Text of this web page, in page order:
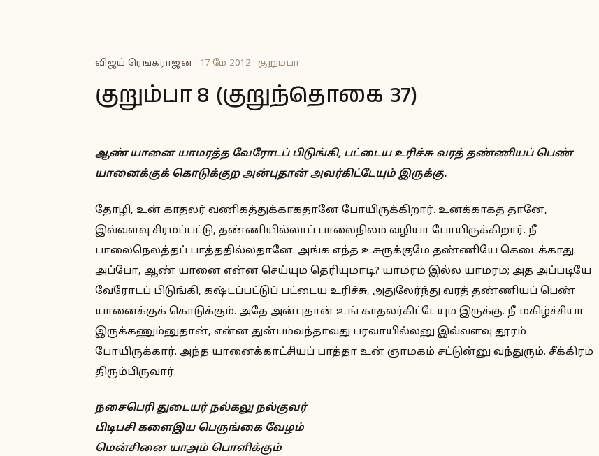
விஜய் ரெங்கராஜன்· 17 மே 2012 · குறும்பா
குறும்பா 8 (குறுந்தொகை 37)
ஆண் யானை யாமரத்த வேரோடப் பிடுங்கி, பட்டைய உரிச்சு வரத் தண்ணியப் பெண்
யானைக்குக் கொடுக்குற அன்புதான் அவர்கிட்டேயும் இருக்கு.
தோழி, உன் காதலர் வணிகத்துக்காகதானே போயிருக்கிறார். உனக்காகத் தானே,
இவ்வளவு சிரமப்பட்டு, தண்ணியில்லாப் பாலைநிலம் வழியா போயிருக்கிறார். நீ
பாலைநெலத்தப் பாத்ததில்லதானே. அங்க எந்த உசுருக்குமே தண்ணியே கெடைக்காது.
அப்போ, ஆண் யானை என்ன செய்யும் தெரியுமாடி? யாமரம் இல்ல யாமரம்; அத அப்படியே
வேரோடப் பிடுங்கி, கஷ்டப்பட்டுப் பட்டைய உரிச்சு, அதுலேர்ந்து வரத் தண்ணியப் பெண்
யானைக்குக் கொடுக்கும். அதே அன்புதான் உங் காதலர்கிட்டேயும் இருக்கு. நீ மகிழ்ச்சியா
இருக்கணும்னுதான், என்ன துன்பம்வந்தாவது பரவாயில்லனு இவ்வளவு தூரம்
போயிருக்கார். அந்த யானைக்காட்சியப் பாத்தா உன் ஞாமகம் சட்டுன்னு வந்துரும். சீக்கிரம்
திரும்பிருவார்.
நசைபெரி துடையர் நல்கலு நல்குவர்
பிடிபசி களைஇய பெருங்கை வேழம்
மென்சினை யாஅம் பொளிக்கும்